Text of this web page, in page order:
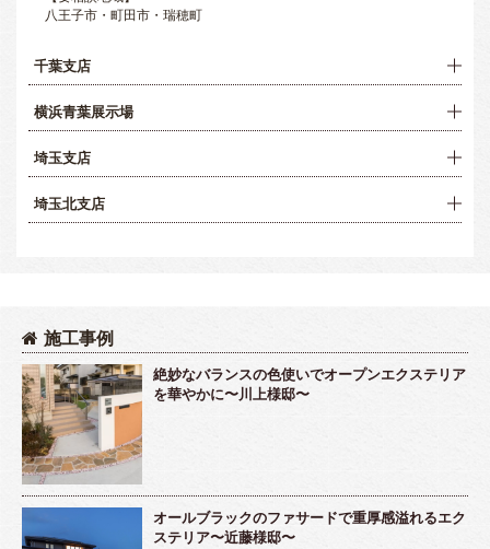
八王子市・町田市・瑞穂町
千葉支店
横浜青葉展示場
埼玉支店
埼玉北支店
施工事例
絶妙なバランスの色使いでオープンエクステリア
を華やかに〜川上様邸〜
オールブラックのファサードで重厚感溢れるエク
ステリア〜近藤様邸〜